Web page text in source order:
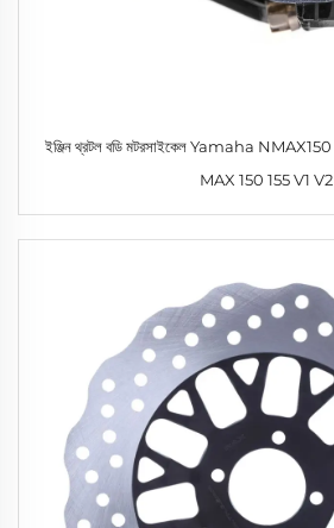
ইঞ্জিন থ্রটল বডি মটরসাইকেল Yamaha
MAX 150 155 V1 V2